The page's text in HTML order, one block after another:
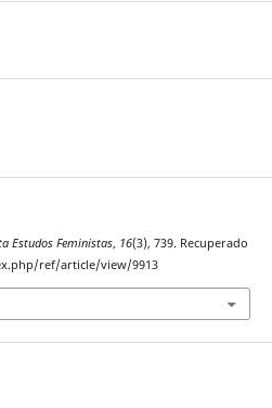
Estudos Feministas, 16(3), 739. Recuperado
ref/article/view/9913